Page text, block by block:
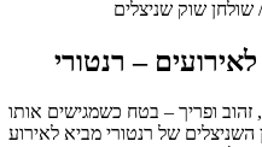
שוק שניצלים
– רנטורי
ופריך – בטח כשמגישים אותו
של רנטורי מביא לאירוע